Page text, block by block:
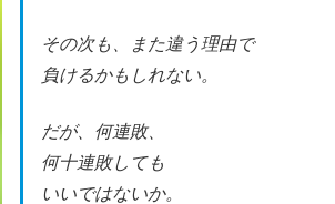
その次も、また違う理由で
負けるかもしれない。
だが、何連敗、
何十連敗しても
いいではないか。